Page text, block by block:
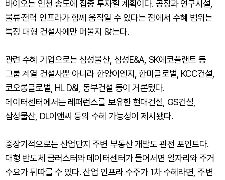
바이오는 인천 송도에 집중 투자할 계획이다. 공장과 연구시설,
물류·전력 인프라가 함께 움직일 수 있다는 점에서 수혜 범위는
특정 대형 건설사에만 머물지 않는다.
관련 수혜 기업으로는 삼성물산, 삼성E&A, SK에코플랜트 등
그룹 계열 건설사뿐 아니라 한양이엔지, 한미글로벌, KCC건설,
코오롱글로벌, HL D&I, 동부건설 등이 거론됐다.
데이터센터에서는 레퍼런스를 보유한 현대건설, GS건설,
삼성물산, DL이앤씨 등의 수혜 가능성이 제시됐다.
중장기적으로는 산업단지 주변 부동산 개발도 관전 포인트다.
대형 반도체 클러스터와 데이터센터가 들어서면 일자리와 주거
수요가 뒤따를 수 있다. 산업 인프라 수주가 1차 수혜라면, 주변